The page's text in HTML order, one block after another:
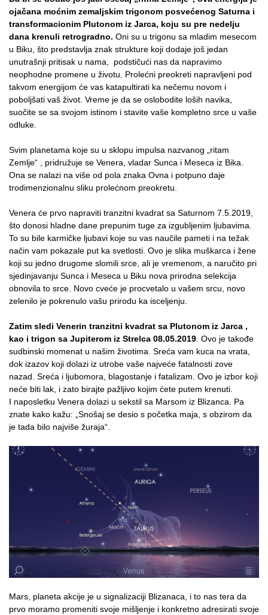
ojačana moćnim zemaljskim trigonom posvećenog Saturna i
transformacionim Plutonom iz Jarca, koju su pre nedelju
dana krenuli retrogradno. Oni su u trigonu sa mladim mesecom
u Biku, što predstavlja znak strukture koji dodaje još jedan
unutrašnji pritisak u nama, podstičući nas da napravimo
neophodne promene u životu. Prolećni preokreti napravljeni pod
takvom energijom će vas katapultirati ka nečemu novom i
poboljšati vaš život. Vreme je da se oslobodite loših navika,
suočite se sa svojom istinom i stavite vaše kompletno srce u vaše
odluke.
Svim planetama koje su u sklopu impulsa nazvanog „ritam
Zemlje“ , pridružuje se Venera, vladar Sunca i Meseca iz Bika.
Ona se nalazi na više od pola znaka Ovna i potpuno daje
trodimenzionalnu sliku prolećnom preokretu.
Venera će prvo napraviti tranzitni kvadrat sa Saturnom 7.5.2019,
što donosi hladne dane prepunim tuge za izgubljenim ljubavima.
To su bile karmičke ljubavi koje su vas naučile pameti i na težak
način vam pokazale put ka svetlosti. Ovo je slika muškarca i žene
koji su jedno drugome slomili srce, ali je vremenom, a naručito pri
sjedinjavanju Sunca i Meseca u Biku nova prirodna selekcija
obnovila to srce. Novo cveće je procvetalo u vašem srcu, novo
zelenilo je pokrenulo vašu prirodu ka isceljenju.
Zatim sledi Venerin tranzitni kvadrat sa Plutonom iz Jarca ,
kao i trigon sa Jupiterom iz Strelca 08.05.2019 . Ovo je takođe
sudbinski momenat u našim životima. Sreća vam kuca na vrata,
dok izazov koji dolazi iz utrobe vaše najveće fatalnosti zove
nazad. Sreća i ljubomora, blagostanje i fatalizam. Ovo je izbor koji
neće biti lak, i zato birajte pažljivo kojim ćete putem krenuti.
I naposletku Venera dolazi u sekstil sa Marsom iz Blizanca. Pa
znate kako kažu: „Snošaj se desio s početka maja, s obzirom da
je tada bilo najviše žuraja“.
Mars, planeta akcije je u signalizaciji Blizanaca, i to nas tera da
prvo moramo promeniti svoje mišljenje i konkretno adresirati svoje